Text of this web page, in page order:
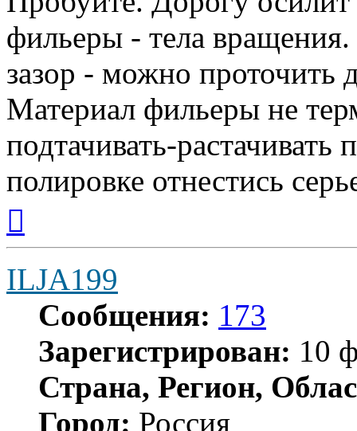
фильеры - тела
зазор - можно проточить
Материал фильеры не
подтачивать-
полировке отнестись
началу
ILJA199
Сообщения: 173
Зарегистрирован: 10
Страна, Регион,
Город: Россия